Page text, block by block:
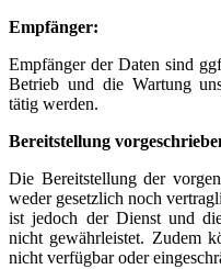
Empfänger:
Empfänger der Daten sind
Betrieb und die Wartung
tätig werden.
Bereitstellung
Die Bereitstellung der
weder gesetzlich noch
ist jedoch der Dienst und
nicht gewährleistet. Zudem
nicht verfügbar oder